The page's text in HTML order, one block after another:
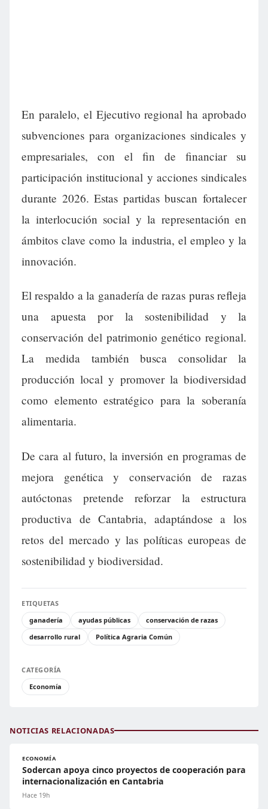
En paralelo, el Ejecutivo regional ha aprobado
subvenciones para organizaciones sindicales y
empresariales, con el fin de financiar su
participación institucional y acciones sindicales
durante 2026. Estas partidas buscan fortalecer
la interlocución social y la representación en
ámbitos clave como la industria, el empleo y la
innovación.
El respaldo a la ganadería de razas puras refleja
una apuesta por la sostenibilidad y la
conservación del patrimonio genético regional.
La medida también busca consolidar la
producción local y promover la biodiversidad
como elemento estratégico para la soberanía
alimentaria.
De cara al futuro, la inversión en programas de
mejora genética y conservación de razas
autóctonas pretende reforzar la estructura
productiva de Cantabria, adaptándose a los
retos del mercado y las políticas europeas de
sostenibilidad y biodiversidad.
ETIQUETAS
ganadería
ayudas públicas
conservación de razas
desarrollo rural
Política Agraria Común
CATEGORÍA
Economía
NOTICIAS RELACIONADAS
ECONOMÍA
Sodercan apoya cinco proyectos de cooperación para
internacionalización en Cantabria
Hace 19h